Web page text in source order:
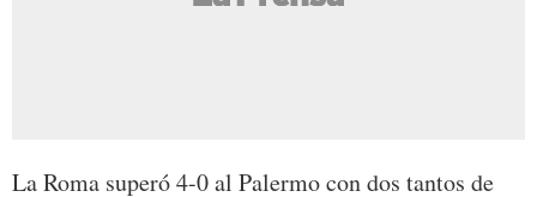
La Roma superó 4-0 al Palermo con dos tantos de